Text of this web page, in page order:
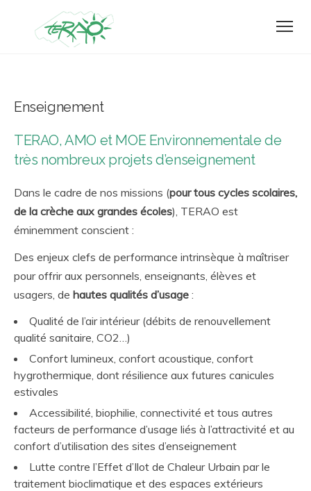
Enseignement
TERAO, AMO et MOE Environnementale de
très nombreux projets d’enseignement
Dans le cadre de nos missions (pour tous cycles scolaires,
de la crèche aux grandes écoles), TERAO est
éminemment conscient :
Des enjeux clefs de performance intrinsèque à maîtriser
pour offrir aux personnels, enseignants, élèves et
usagers, de hautes qualités d’usage :
Qualité de l’air intérieur (débits de renouvellement
qualité sanitaire, CO2…)
Confort lumineux, confort acoustique, confort
hygrothermique, dont résilience aux futures canicules
estivales
Accessibilité, biophilie, connectivité et tous autres
facteurs de performance d’usage liés à l’attractivité et au
confort d’utilisation des sites d’enseignement
Lutte contre l’Effet d’Ilot de Chaleur Urbain par le
traitement bioclimatique et des espaces extérieurs